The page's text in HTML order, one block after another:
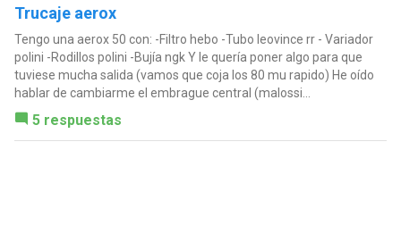
Trucaje aerox
Tengo una aerox 50 con: -Filtro hebo -Tubo leovince rr - Variador
polini -Rodillos polini -Bujía ngk Y le quería poner algo para que
tuviese mucha salida (vamos que coja los 80 mu rapido) He oído
hablar de cambiarme el embrague central (malossi...
5 respuestas